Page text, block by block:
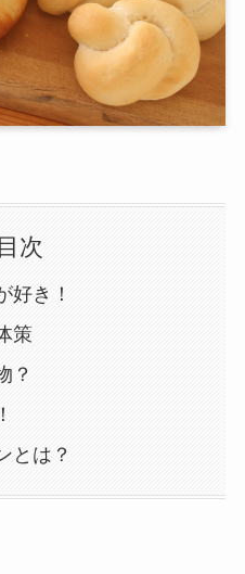
目次
好き！
策
？
とは？